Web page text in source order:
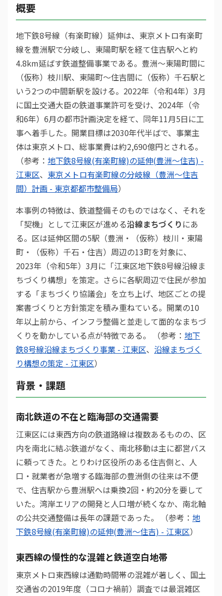
概要
地下鉄8号線（有楽町線）延伸は、東京メトロ有楽町
線を豊洲駅で分岐し、東陽町駅を経て住吉駅へと約
4.8km延ばす鉄道整備事業である。豊洲〜東陽町間に
（仮称）枝川駅、東陽町〜住吉間に（仮称）千石駅と
いう2つの中間新駅を設ける。2022年（令和4年）3月
に国土交通大臣の鉄道事業許可を受け、2024年（令
和6年）6月の都市計画決定を経て、同年11月5日に工
事へ着手した。開業目標は2030年代半ばで、事業主
体は東京メトロ、総事業費は約2,690億円とされる。
（参考： 地下鉄8号線(有楽町線)の延伸(豊洲～住吉) -
江東区、 東京メトロ有楽町線の分岐線（豊洲～住吉
間）計画 - 東京都都市整備局）
本事例の特徴は、鉄道整備そのものではなく、それを
「契機」として江東区が進める沿線まちづくり にあ
る。区は延伸区間の5駅（豊洲・（仮称）枝川・東陽
町・（仮称）千石・住吉）周辺の13町を対象に、
2023年（令和5年）3月に「江東区地下鉄8号線沿線ま
ちづくり構想」を策定。さらに各駅周辺で住民が参加
する「まちづくり協議会」を立ち上げ、地区ごとの提
案書づくりと方針策定を積み重ねている。開業の10
年以上前から、インフラ整備と並走して面的なまちづ
くりを動かしている点が特徴である。 （参考： 地下
鉄8号線沿線まちづくり事業 - 江東区、 沿線まちづく
り構想の策定 - 江東区）
背景・課題
南北鉄道の不在と臨海部の交通需要
江東区には東西方向の鉄道路線は複数あるものの、区
内を南北に結ぶ鉄道がなく、南北移動は主に都営バス
に頼ってきた。とりわけ区役所のある住吉側と、人
口・就業者が急増する臨海部の豊洲側の往来は不便
で、住吉駅から豊洲駅へは乗換2回・約20分を要して
いた。湾岸エリアの開発と人口増が続くなか、南北軸
の公共交通整備は長年の課題であった。 （参考： 地
下鉄8号線(有楽町線)の延伸(豊洲～住吉) - 江東区）
東西線の慢性的な混雑と鉄道空白地帯
東京メトロ東西線は通勤時間帯の混雑が著しく、国土
交通省の2019年度（コロナ禍前）調査では最混雑区